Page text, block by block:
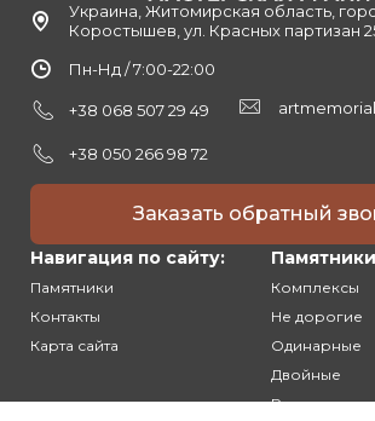
Украина, Житомирская область,
Коростышев, ул. Красных партизан
Пн-Нд / 7:00-22:00
+38 068 507 29 49
+38 050 266 98 72
Заказать обратный
Навигация по сайту:
Памятники
Контакты
Карта сайта
Комплексы
Не дорогие
Одинарные
Двойные
Резные